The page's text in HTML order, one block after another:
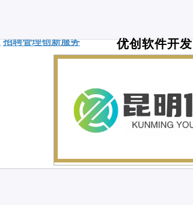
优创软件开发
招聘管理创新服务